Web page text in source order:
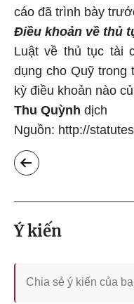
cáo đã trình bày
Điều khoản về thủ
Luật về thủ tục tài
dụng cho Quỹ
kỳ điều khoản nào
Thu Quỳnh dịch
Nguồn: http://
Ý kiến